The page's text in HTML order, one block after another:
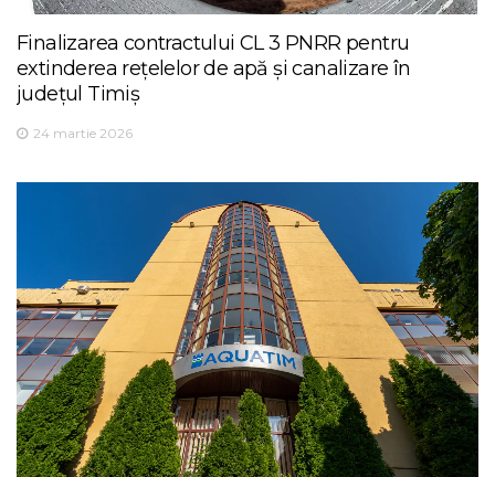
Finalizarea contractului CL 3 PNRR pentru
extinderea rețelelor de apă și canalizare în
județul Timiș
24 martie 2026